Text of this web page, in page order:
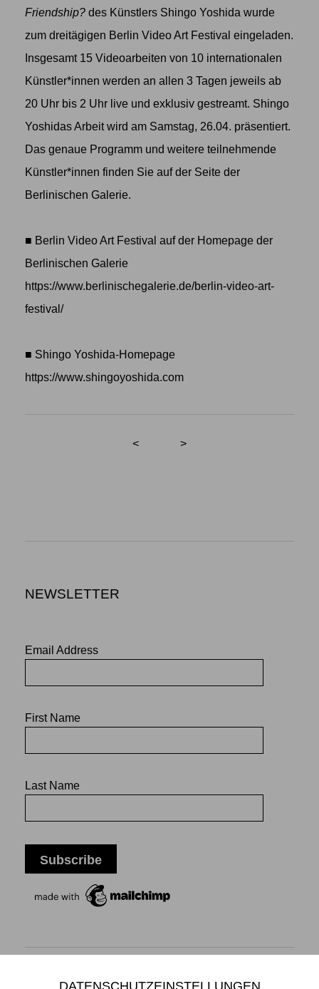
Friendship? des Künstlers Shingo Yoshida wurde
zum dreitägigen Berlin Video Art Festival eingeladen.
Insgesamt 15 Videoarbeiten von 10 internationalen
Künstler*innen werden an allen 3 Tagen jeweils ab
20 Uhr bis 2 Uhr live und exklusiv gestreamt. Shingo
Yoshidas Arbeit wird am Samstag, 26.04. präsentiert.
Das genaue Programm und weitere teilnehmende
Künstler*innen finden Sie auf der Seite der
Berlinischen Galerie.
■ Berlin Video Art Festival auf der Homepage der
Berlinischen Galerie
https://www.berlinischegalerie.de/berlin-video-art-
festival/
■ Shingo Yoshida-Homepage
https://www.shingoyoshida.com
< >
NEWSLETTER
Email Address
First Name
Last Name
Mikiko Sato Gallery ı Klosterwall 13 ı 20095 Hamburg
DATENSCHUTZEINSTELLUNGEN